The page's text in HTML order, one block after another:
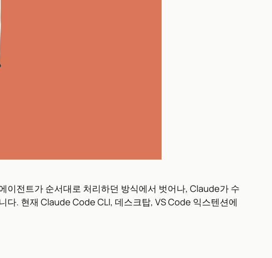
이전트가 순서대로 처리하던 방식에서 벗어나, Claude가 수
다. 현재 Claude Code CLI, 데스크탑, VS Code 익스텐션에